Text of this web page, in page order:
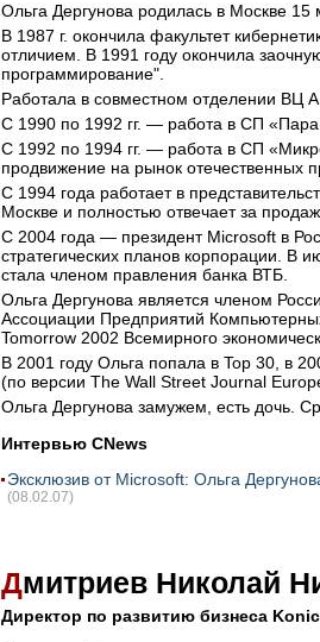
Ольга Дергунова родилась в Москве 15
В 1987 г. окончила факультет
отличием. В 1991 году окончила
программирование".
Работала в совместном отделении ВЦ
С 1990 по 1992 гг. — работа в СП
С 1992 по 1994 гг. — работа в СП
продвижение на рынок отечественных
C 1994 года работает в
Москве и полностью отвечает за
С 2004 года — президент Microsoft в
стратегических планов корпорации. В
стала членом правления банка ВТБ.
Ольга Дергунова является членом
Ассоциации Предприятий
Tomorrow 2002 Всемирного
В 2001 году Ольга попала в Top 30, в
(по версии The Wall Street Journal
Ольга Дергунова замужем, есть дочь.
Интервью CNews
Эксклюзив от Microsoft: Ольга
(08.02.07)
Дмитриев Николай
Директор по развитию бизнеса